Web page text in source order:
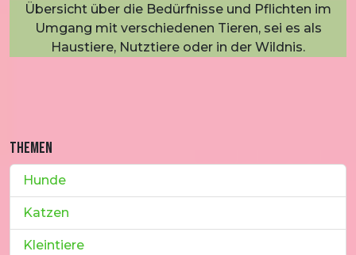
Übersicht über die Bedürfnisse und Pflichten im
Umgang mit verschiedenen Tieren, sei es als
Haustiere, Nutztiere oder in der Wildnis.
THEMEN
Hunde
Katzen
Kleintiere